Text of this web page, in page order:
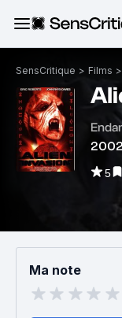
SensCritique > Films >
2002
5
Ma note